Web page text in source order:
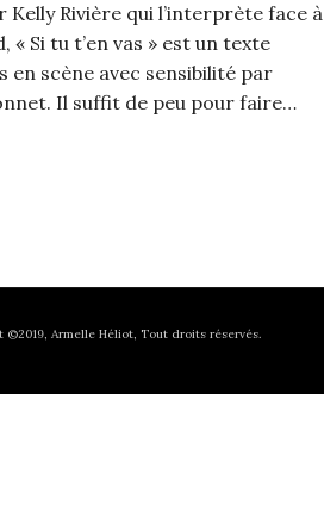
Kelly Rivière qui l’interprète face à
« Si tu t’en vas » est un texte
en scène avec sensibilité par
Il suffit de peu pour faire…
©2019, Armelle Héliot, Tout droits réservés.